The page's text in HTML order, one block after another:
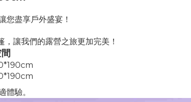
您盡享戶外盛宴！
讓我們的露營之旅更加完美！
體驗。